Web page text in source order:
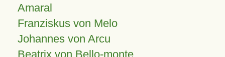
Amaral
Franziskus von Melo
Johannes von Arcu
Beatrix von Bello-monte